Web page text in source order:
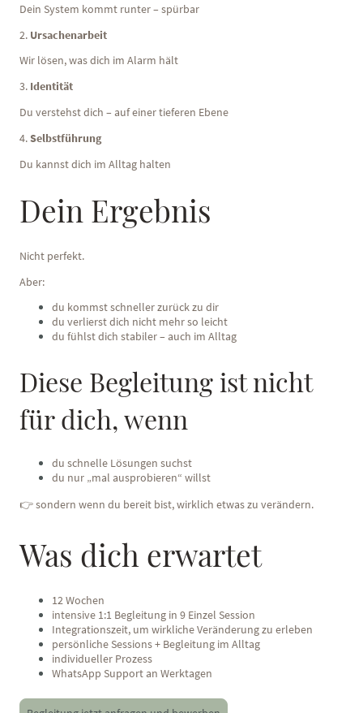
Dein System kommt runter – spürbar
2. Ursachenarbeit
Wir lösen, was dich im Alarm hält
3. Identität
Du verstehst dich – auf einer tieferen Ebene
4.Selbstführung
Du kannst dich im Alltag halten
Dein Ergebnis
Nicht perfekt.
Aber:
du kommst schneller zurück zu dir
du verlierst dich nicht mehr so leicht
du fühlst dich stabiler – auch im Alltag
Diese Begleitung ist nicht
für dich, wenn
du schnelle Lösungen suchst
du nur „mal ausprobieren“ willst
👉 sondern wenn du bereit bist, wirklich etwas zu verändern.
Was dich erwartet
12 Wochen
intensive 1:1 Begleitung in 9 Einzel Session
Integrationszeit, um wirkliche Veränderung zu erleben
persönliche Sessions + Begleitung im Alltag
individueller Prozess
WhatsApp Support an Werktagen